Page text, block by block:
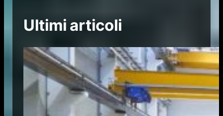
Ultimi articoli